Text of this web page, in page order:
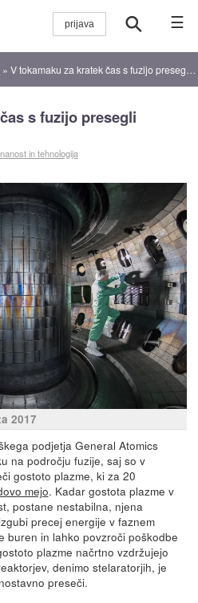
☰
»V tokamaku za kratek čas s fuzijo presegli Greenwaldovo mejo
s fuzijo presegli
in tehnologija
2017
podjetja General Atomics
na področju fuzije, saj so v
gostoto plazme, ki za 20
mejo. Kadar gostota plazme v
postane nestabilna, njena
precej energije v faznem
buren in lahko povzroči poškodbe
plazme načrtno vzdržujejo
denimo stelaratorjih, je
preseči.